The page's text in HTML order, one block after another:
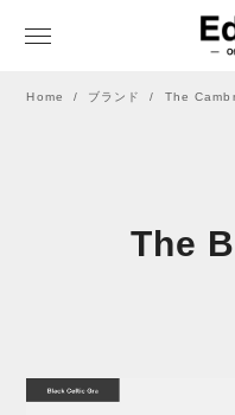
Home ブランド The
The